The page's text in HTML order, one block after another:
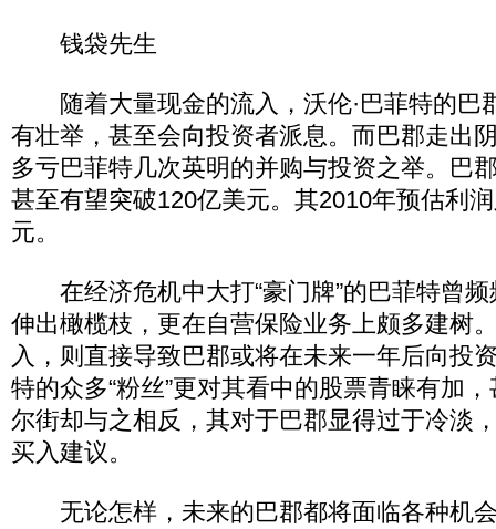
钱袋先生
随着大量现金的流入，沃伦·巴菲特的巴
有壮举，甚至会向投资者派息。而巴郡走出
多亏巴菲特几次英明的并购与投资之举。巴
甚至有望突破120亿美元。其2010年预估利
元。
在经济危机中大打“豪门牌”的巴菲特曾频
伸出橄榄枝，更在自营保险业务上颇多建树
入，则直接导致巴郡或将在未来一年后向投
特的众多“粉丝”更对其看中的股票青睐有加
尔街却与之相反，其对于巴郡显得过于冷淡
买入建议。
无论怎样，未来的巴郡都将面临各种机